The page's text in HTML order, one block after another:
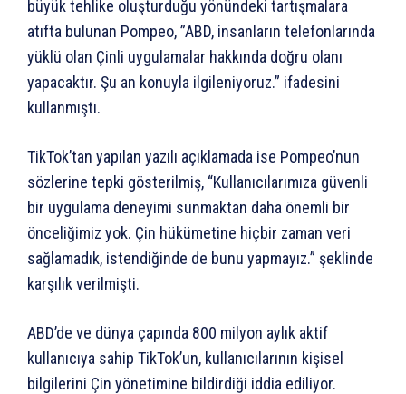
büyük tehlike oluşturduğu yönündeki tartışmalara
atıfta bulunan Pompeo, ”ABD, insanların telefonlarında
yüklü olan Çinli uygulamalar hakkında doğru olanı
yapacaktır. Şu an konuyla ilgileniyoruz.” ifadesini
kullanmıştı.
TikTok’tan yapılan yazılı açıklamada ise Pompeo’nun
sözlerine tepki gösterilmiş, “Kullanıcılarımıza güvenli
bir uygulama deneyimi sunmaktan daha önemli bir
önceliğimiz yok. Çin hükümetine hiçbir zaman veri
sağlamadık, istendiğinde de bunu yapmayız.” şeklinde
karşılık verilmişti.
ABD’de ve dünya çapında 800 milyon aylık aktif
kullanıcıya sahip TikTok’un, kullanıcılarının kişisel
bilgilerini Çin yönetimine bildirdiği iddia ediliyor.